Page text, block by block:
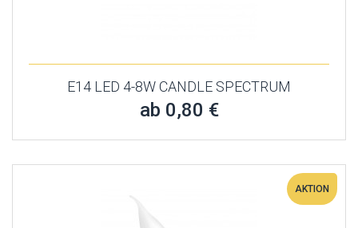
E14 LED 4-8W CANDLE SPECTRUM
ab 0,80 €
AKTION